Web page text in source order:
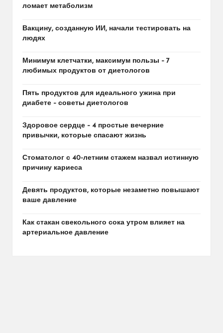
ломает метаболизм
Вакцину, созданную ИИ, начали тестировать на
людях
Минимум клетчатки, максимум пользы – 7
любимых продуктов от диетологов
Пять продуктов для идеального ужина при
диабете – советы диетологов
Здоровое сердце – 4 простые вечерние
привычки, которые спасают жизнь
Стоматолог с 40-летним стажем назвал истинную
причину кариеса
Девять продуктов, которые незаметно повышают
ваше давление
Как стакан свекольного сока утром влияет на
артериальное давление